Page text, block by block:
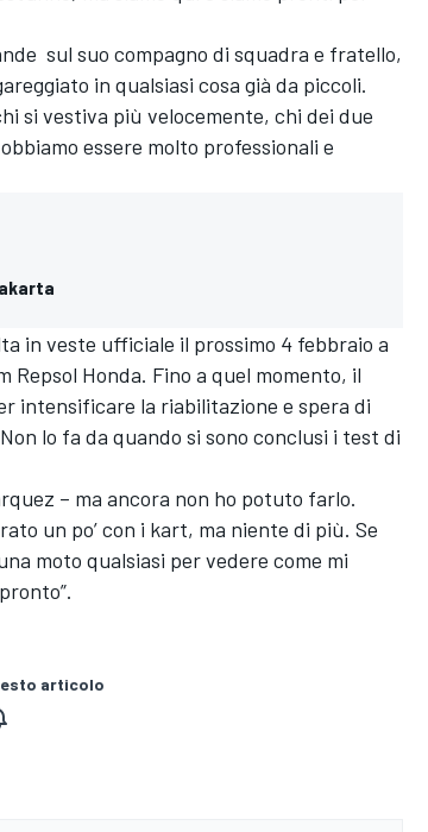
sul suo compagno di squadra e fratello,
in qualsiasi cosa già da piccoli.
si vestiva più velocemente, chi dei due
essere molto professionali e
in veste ufficiale il prossimo 4 febbraio a
Repsol Honda. Fino a quel momento, il
intensificare la riabilitazione e spera di
lo fa da quando si sono conclusi i test di
– ma ancora non ho potuto farlo.
un po’ con i kart, ma niente di più. Se
moto qualsiasi per vedere come mi
articolo